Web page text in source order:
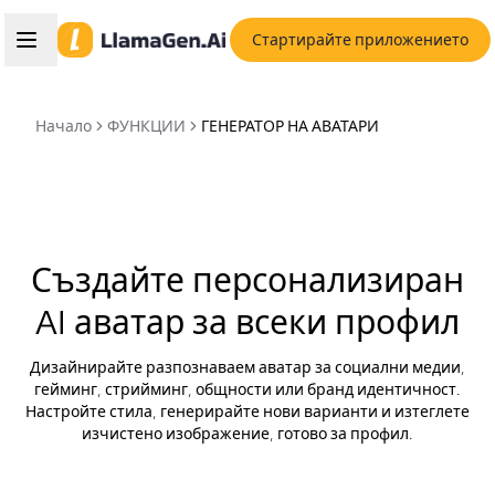
Стартирайте приложението
Начало ФУНКЦИИ ГЕНЕРАТОР НА АВАТАРИ
Създайте персонализиран
AI аватар за всеки профил
Дизайнирайте разпознаваем аватар за социални медии,
гейминг, стрийминг, общности или бранд идентичност.
Настройте стила, генерирайте нови варианти и изтеглете
изчистено изображение, готово за профил.